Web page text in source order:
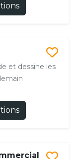
et dessine les